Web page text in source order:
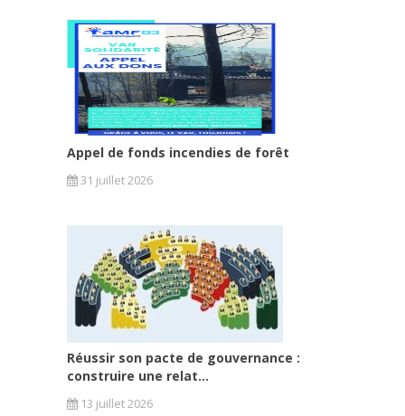
Appel de fonds incendies de forêt
31 juillet 2026
Réussir son pacte de gouvernance :
construire une relat...
13 juillet 2026